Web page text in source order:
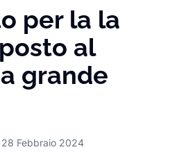
per la la
al
grande
28 Febbraio 2024